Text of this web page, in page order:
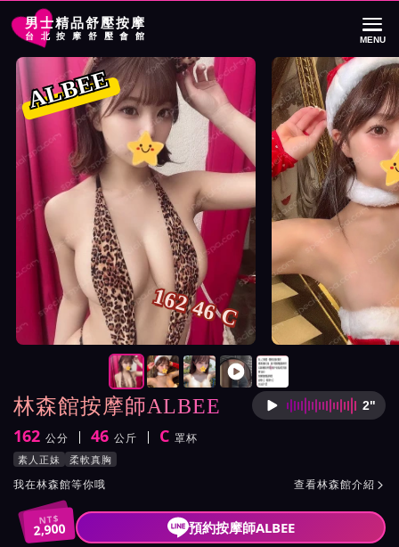
男士精品舒壓按摩
台北按摩舒壓會館 MENU
首頁 林森館按摩師ALBEE詳細介紹
林森館按摩師ALBEE 按摩師
2"
身高
162 公分
體重 46 公斤
罩杯 C 罩杯
按摩師ALBEE服務風格與特色
素人正妹 柔軟真胸
按摩師ALBEE所屬按摩會館介紹與班表
我在林森館等你哦 查看林森館介紹 
NT$
2,900 預約按摩師ALBEE
林森館按摩師ALBEE照片展示與影片介
ALBEE
162 46 C
按摩師ALBEE照片展示與影片介紹及客戶評價截屏展示